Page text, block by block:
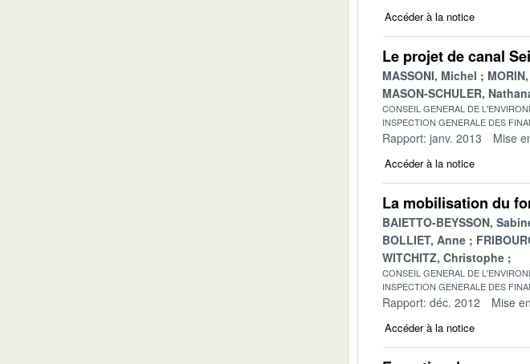
Accéder à la notice
Le projet de canal
MASSONI, Michel
MASON-SCHULER,
CONSEIL GENERAL DE
INSPECTION GENERALE DES
Rapport: janv. 2013 Mise
Accéder à la notice
La mobilisation du
BAIETTO-BEYSSON,
BOLLIET, Anne
WITCHITZ, Christophe
CONSEIL GENERAL DE
INSPECTION GENERALE DES
Rapport: déc. 2012 Mise
Accéder à la notice